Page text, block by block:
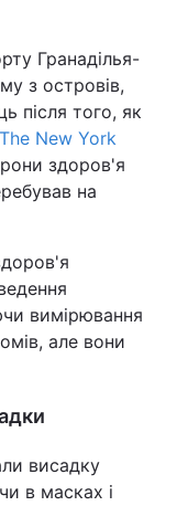
Гранаділья-
з островів,
після того, як
The New York
здоров'я
на
вимірювання
але вони
висадку
в масках і